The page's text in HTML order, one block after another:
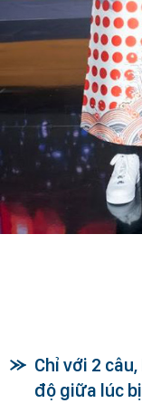
Chỉ với 2
độ giữa lúc